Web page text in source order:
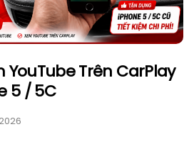
YouTube Trên CarPlay
5 / 5C